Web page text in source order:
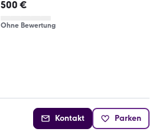
500 €
Ohne Bewertung
Kontakt Parken